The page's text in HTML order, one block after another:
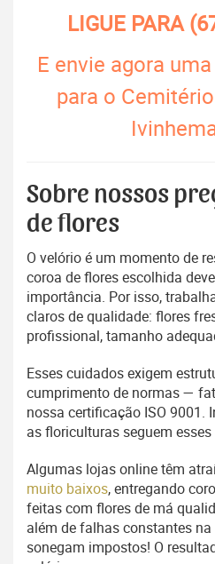
LIGUE PARA
E envie agora
para o
Sobre nossos
de flores
O velório é um momento de
coroa de flores escolhida
importância. Por isso,
claros de qualidade: flores
profissional, tamanho
Esses cuidados exigem
cumprimento de normas —
nossa certificação ISO 9001.
as floriculturas seguem
Algumas lojas online têm
muito baixos, entregando
feitas com flores de má
além de falhas constantes
sonegam impostos! O